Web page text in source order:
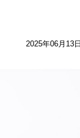
2025年06月13